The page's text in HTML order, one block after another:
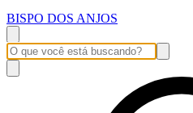
BISPO DOS ANJOS